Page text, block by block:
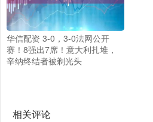
华信配资 3-0，3-0法网公开
赛！8强出7席！意大利扎堆，
辛纳终结者被剃光头
相关评论